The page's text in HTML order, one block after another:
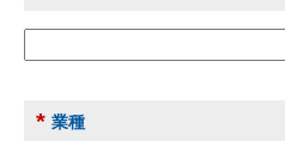
* 業種